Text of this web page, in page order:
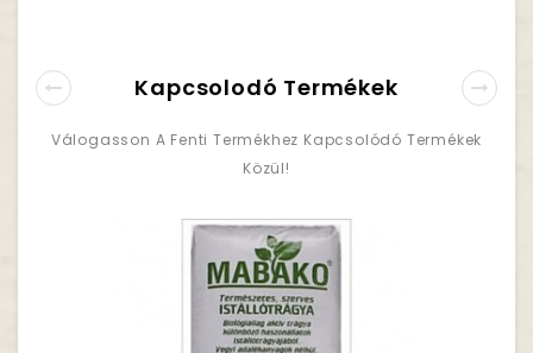
Kapcsolodó Termékek
Válogasson A Fenti Termékhez Kapcsolódó Termékek
Közül!